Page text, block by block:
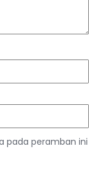
pada peramban ini